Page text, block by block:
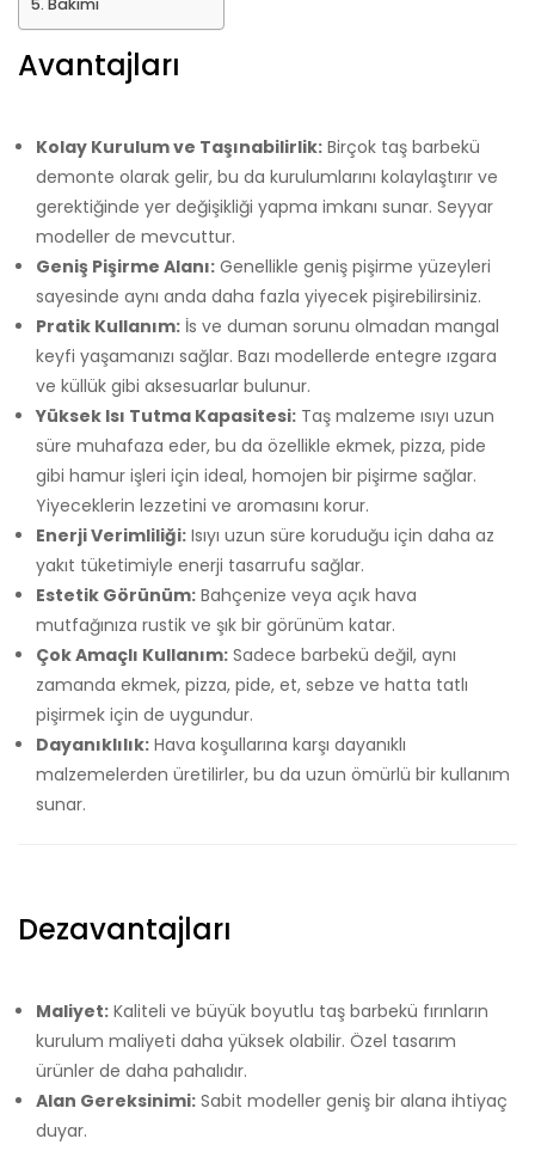
Avantajları
Kolay Kurulum ve Taşınabilirlik: Birçok taş barbekü
demonte olarak gelir, bu da kurulumlarını kolaylaştırır ve
gerektiğinde yer değişikliği yapma imkanı sunar. Seyyar
modeller de mevcuttur.
Geniş Pişirme Alanı: Genellikle geniş pişirme yüzeyleri
sayesinde aynı anda daha fazla yiyecek pişirebilirsiniz.
Pratik Kullanım: İs ve duman sorunu olmadan mangal
keyfi yaşamanızı sağlar. Bazı modellerde entegre ızgara
ve küllük gibi aksesuarlar bulunur.
Yüksek Isı Tutma Kapasitesi: Taş malzeme ısıyı uzun
süre muhafaza eder, bu da özellikle ekmek, pizza, pide
gibi hamur işleri için ideal, homojen bir pişirme sağlar.
Yiyeceklerin lezzetini ve aromasını korur.
Enerji Verimliliği: Isıyı uzun süre koruduğu için daha az
yakıt tüketimiyle enerji tasarrufu sağlar.
Estetik Görünüm: Bahçenize veya açık hava
mutfağınıza rustik ve şık bir görünüm katar.
Çok Amaçlı Kullanım: Sadece barbekü değil, aynı
zamanda ekmek, pizza, pide, et, sebze ve hatta tatlı
pişirmek için de uygundur.
Dayanıklılık: Hava koşullarına karşı dayanıklı
malzemelerden üretilirler, bu da uzun ömürlü bir kullanım
sunar.
Dezavantajları
Maliyet: Kaliteli ve büyük boyutlu taş barbekü fırınların
kurulum maliyeti daha yüksek olabilir. Özel tasarım
ürünler de daha pahalıdır.
Alan Gereksinimi: Sabit modeller geniş bir alana ihtiyaç
duyar.